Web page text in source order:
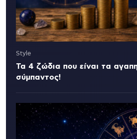
Style
Τα 4 ζώδια που είναι τα
σύμπαντος!